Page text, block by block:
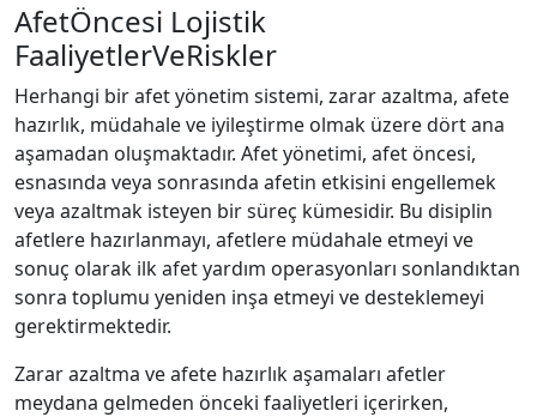
AfetÖncesi Lojistik
FaaliyetlerVeRiskler
Herhangi bir afet yönetim sistemi, zarar azaltma, afete
hazırlık, müdahale ve iyileştirme olmak üzere dört ana
aşamadan oluşmaktadır. Afet yönetimi, afet öncesi,
esnasında veya sonrasında afetin etkisini engellemek
veya azaltmak isteyen bir süreç kümesidir. Bu disiplin
afetlere hazırlanmayı, afetlere müdahale etmeyi ve
sonuç olarak ilk afet yardım operasyonları sonlandıktan
sonra toplumu yeniden inşa etmeyi ve desteklemeyi
gerektirmektedir.
Zarar azaltma ve afete hazırlık aşamaları afetler
meydana gelmeden önceki faaliyetleri içerirken,